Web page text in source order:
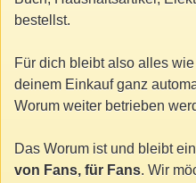
bestellst.
Für dich bleibt also alles
deinem Einkauf ganz
Worum weiter betrieben
Das Worum ist und bleibt
von Fans, für Fans. Wir